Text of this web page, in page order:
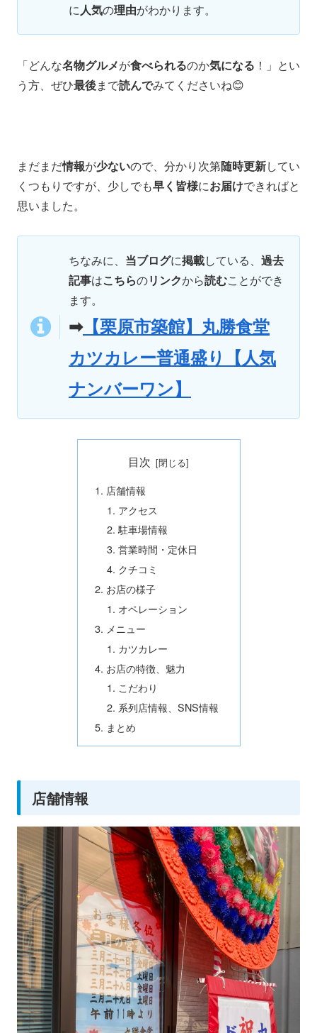
に人気の理由がわかります。
「どんな名物グルメが食べられるのか気になる ！」とい
う方、ぜひ最後まで読んでみてくださいね😊
まだまだ情報が少ないので、分かり次第随時更新してい
くつもりですが、少しでも早く皆様にお届けできればと
思いました。
ちなみに、 当ブログに掲載している、 過去
記事はこちらのリンクから読むことができ
ます。
➡【栗原市築館】丸勝食堂
カツカレー普通盛り【人気
ナンバーワン】
目次
店舗情報
アクセス
駐車場情報
営業時間・定休日
クチコミ
お店の様子
オペレーション
メニュー
カツカレー
お店の特徴、魅力
こだわり
系列店情報、SNS情報
まとめ
店舗情報